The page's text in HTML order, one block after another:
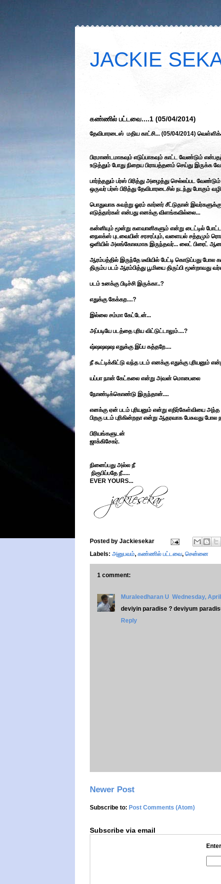
JACKIE
கண்ணில் பட்டவை....1 (05/04/2014)
தேவிபாரடைஸ் மதிய காட்சி... (05/04/2014)
பிரமாண்டமாகவும் எடுப்பாகவும் காட்ட வேண்டும்
உடுத்தும் போது நிறைய பிராயத்தனம் செய்து இருக்க
பார்த்ததும் பர்ஸ் பிரித்து அழைத்து செல்லப்பட
ஒருவர் பர்ஸ் பிரித்து தேவிபாரடைசில் நடந்து போகும்
பொதுவாக சுவற்று ஓரம் கார்னர் சீட்டுதான்
எடுத்தார்கள் என்பது எனக்கு விளங்கவில்லை...
கன்னியும் மூன்று களவானிகளும் என்று டைட்டில்
நைலக்ஸ் புடவையின் சரசரப்பும், வளையல் சத்தமும்
ஒளியில் அலங்கோலமாக இருந்தவர்... லைட் பிரைட்
ஆரம்பத்தில் இருந்தே டீவியில் பேட்டி கொடுப்பது
திரும்ப படம் ஆரம்பித்து பூமியை திருப்பி
படம் உனக்கு பிடிச்சி இருக்கா..?
எதுக்கு கேக்கற....?
இல்லை சம்மா கேட்டேன்...
அப்படியே படத்தை புரிய விட்டுட்டாலும்....?
ஷ்ஷஷஷஷ எதுக்கு இப்ப கத்தறே....
நீ கூட்டிக்கிட்டு வந்த படம் எனக்கு எதுக்கு புரியனும்
யப்பா நான் கேட்கலை என்று அவன் மொபைலை
நோண்டிக்கொண்டு இருந்தான்....
எனக்கு ஏன் படம் புரியனும் என்று எதிர்கேள்வியை
பிறகு படம் புரிகின்றதா என்று ஆதரவாக பேசுவது
பிரியங்களுடன்
ஜாக்கிசேகர்.
நினைப்பது அல்ல நீ
நிரூபிப்பதே நீ.....
EVER YOURS...
Posted by Jackiesekar
Labels: அனுபவம், கண்ணில் பட்டவை, சென்னை
1 comment:
Muraleedharan U Wednesday,
deviyin paradise ? deviyum
Reply
Newer Post
Subscribe to: Post Comments (Atom)
Subscribe via email